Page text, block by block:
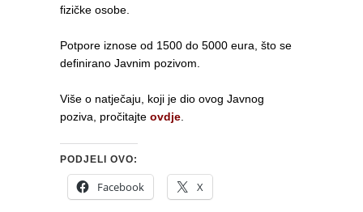
fizičke osobe.
Potpore iznose od 1500 do 5000 eura, što se
definirano Javnim pozivom.
Više o natječaju, koji je dio ovog Javnog
poziva, pročitajte ovdje
PODJELI OVO:
Facebook X